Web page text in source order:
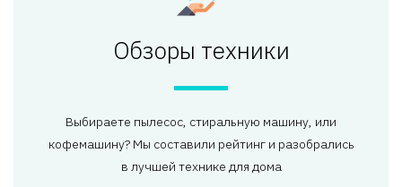
Обзоры техники
Выбираете пылесос, стиральную машину, или
кофемашину? Мы составили рейтинг и разобрались
в лучшей технике для дома